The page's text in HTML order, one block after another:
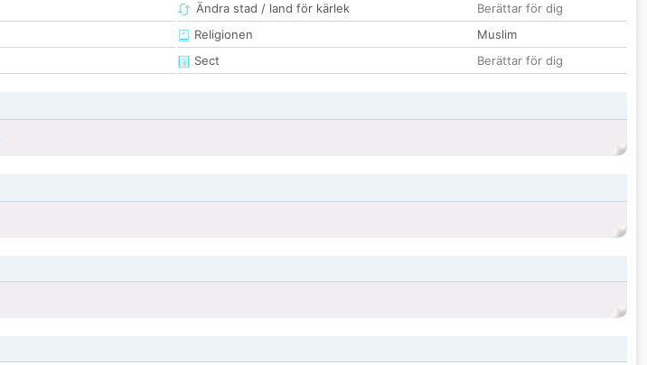
Ändra stad / land för kärlek
Berättar för dig
Religionen
Muslim
Sect
Berättar för dig